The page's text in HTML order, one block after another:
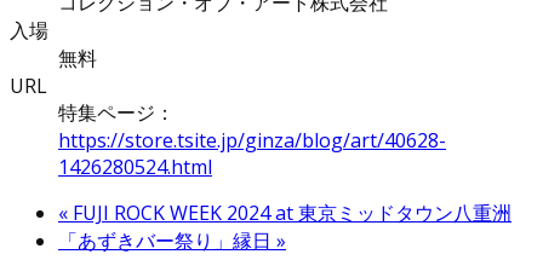
入場
無料
URL
特集ページ：
https://store.tsite.jp/ginza/blog/art/40628-
1426280524.html
« FUJI ROCK WEEK 2024 at 東京ミッドタウン八重洲
「あずきバー祭り」縁日 »